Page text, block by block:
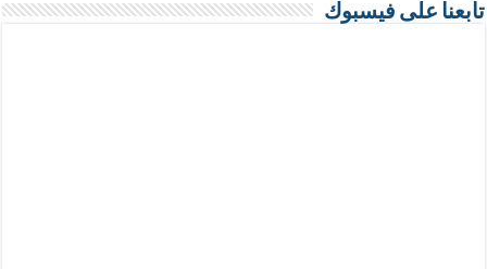
تابعنا على فيسبوك